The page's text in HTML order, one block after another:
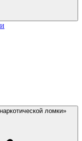
ломки»